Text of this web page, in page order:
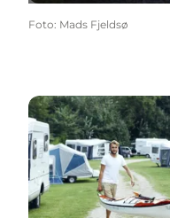
Foto: Mads Fjeldsø
Campingpladser